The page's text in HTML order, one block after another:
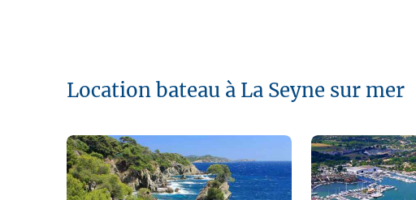
Location bateau à La Seyne sur mer